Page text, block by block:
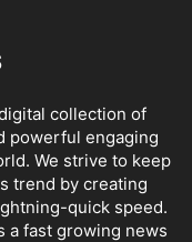
collection of
powerful engaging
We strive to keep
trend by creating
quick speed.
a fast growing news